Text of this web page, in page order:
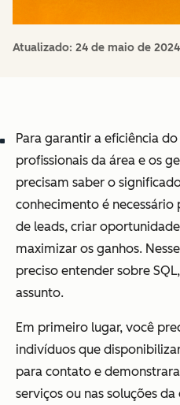
Atualizado: 24 de maio de 2024
Para garantir a eficiência do
profissionais da área e os
precisam saber o
conhecimento é
de leads, criar
maximizar os ganhos.
preciso entender sobre
assunto.
Em primeiro lugar, você
indivíduos que
para contato e
serviços ou nas soluções